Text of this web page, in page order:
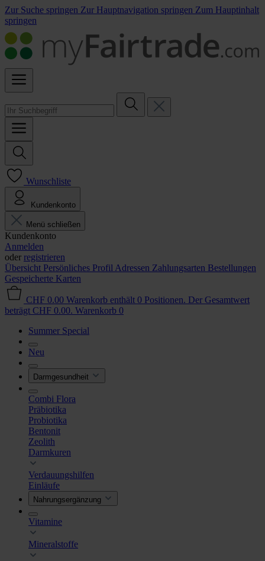
Zur Suche springen Zur Hauptnavigation springen Zum Hauptinhalt
springen
Wunschliste
Kundenkonto
Menü schließen
Kundenkonto
Anmelden
oder registrieren
Übersicht Persönliches Profil Adressen Zahlungsarten Bestellungen
Gespeicherte Karten
CHF 0.00 Warenkorb enthält 0 Positionen. Der Gesamtwert
beträgt CHF 0.00. Warenkorb 0
Summer Special
Neu
Darmgesundheit
Combi Flora
Präbiotika
Probiotika
Bentonit
Zeolith
Darmkuren
Verdauungshilfen
Einläufe
Nahrungsergänzung
Vitamine
Mineralstoffe